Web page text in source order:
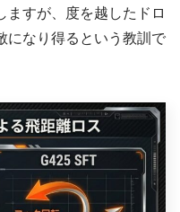
ますが、度を越したドロ
になり得るという教訓で